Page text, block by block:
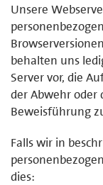
Unsere
behalten uns
Server vor, die
der Abwehr oder
Beweisführung
Falls wir in
dies: